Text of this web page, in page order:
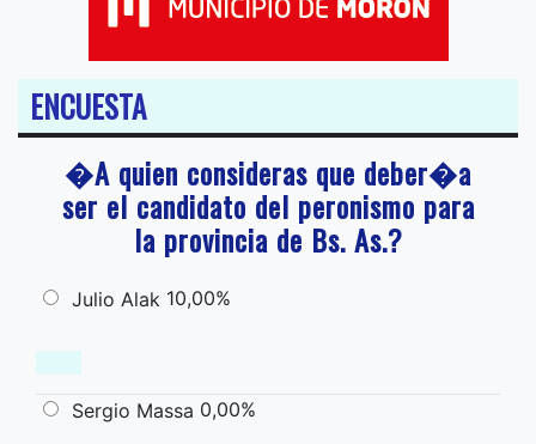
ENCUESTA
�A quien consideras que deber�a
ser el candidato del peronismo para
la provincia de Bs. As.?
Julio Alak 10,00%
Sergio Massa 0,00%